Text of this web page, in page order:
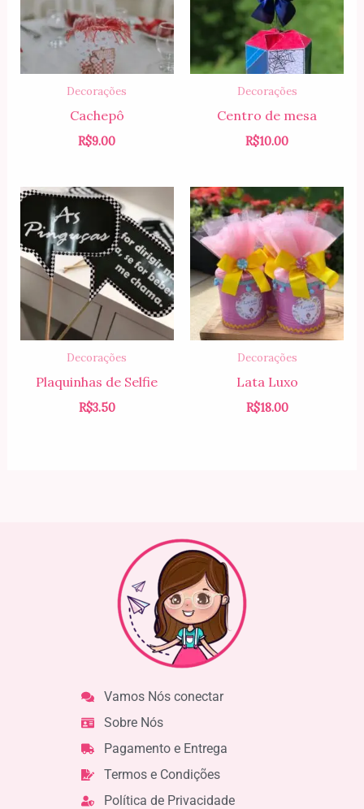
Decorações
Cachepô
R$9.00
Decorações
Centro de mesa
R$10.00
Decorações
Plaquinhas de Selfie
R$3.50
Decorações
Lata Luxo
R$18.00
Vamos Nós conectar
Sobre Nós
Pagamento e Entrega
Termos e Condições
Política de Privacidade